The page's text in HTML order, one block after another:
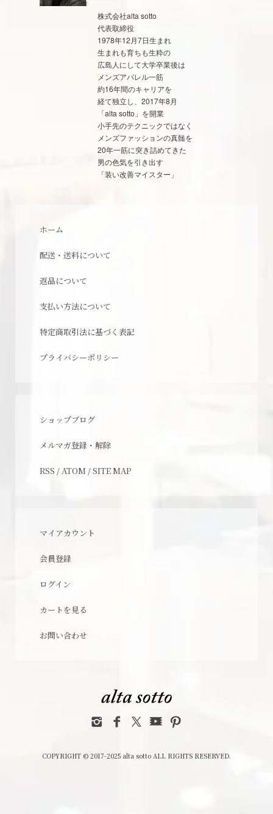
株式会社alta sotto
代表取締役
1978年12月7日生まれ
生まれも育ちも生粋の
広島人にして大学卒業後は
メンズアパレル一筋
約16年間のキャリアを
経て独立し、2017年8月
「alta sotto」を開業
小手先のテクニックではなく
メンズファッションの真髄を
20年一筋に突き詰めてきた
男の色気を引き出す
「装い改善マイスター」
ホーム
配送・送料について
返品について
支払い方法について
特定商取引法に基づく表記
プライバシーポリシー
ショップブログ
メルマガ登録・解除
RSS / ATOM /SITE MAP
マイアカウント
会員登録
ログイン
カートを見る
お問い合わせ
COPYRIGHT © 2017-2025 alta sotto ALL RIGHTS RESERVED.